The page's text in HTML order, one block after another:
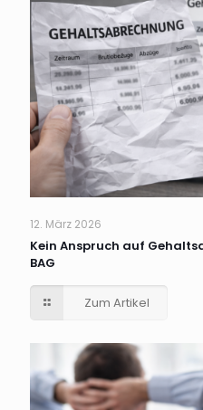
12. März 2026
Kein Anspruch auf
BAG
Zum Artikel